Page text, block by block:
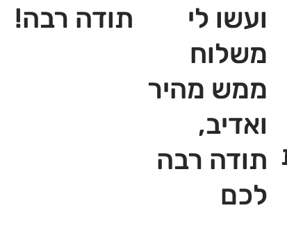
תודה רבה!
ועשו לי
משלוח
ממש מהיר
ואדיב,
תודה רבה
לכם